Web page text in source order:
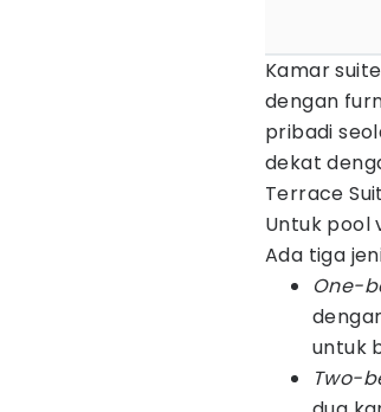
Kamar
dengan
pribadi
dekat
Terrace
Untuk pool
Ada tiga
One-
untuk
Two-